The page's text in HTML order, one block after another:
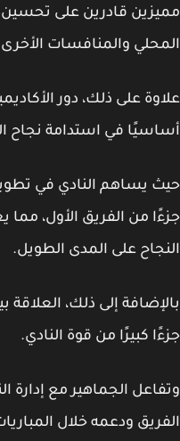
قادرين على تحسين
والمنافسات الأخرى.
على ذلك،دور
في استدامة نجاح
يساهم النادي في تطوير
من الفريق الأول، مما
على المدى الطويل.
إلى ذلك، العلاقة
كبيرًا من قوة النادي.
الجماهير مع إدارة
ودعمه خلال المباريات.